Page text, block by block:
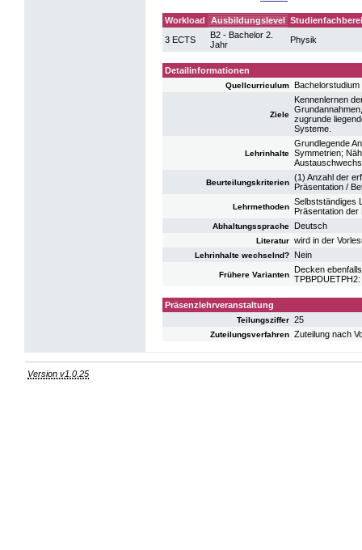
Workload Ausbildungslevel
3 ECTS
B2 - Bachelor 2.
Jahr
Physik
Detailinformationen
Quellcurriculum
Ziele
Kennenlernen
zugrunde
Systeme.
Lehrinhalte
Grundlegende
Symmetrien;
Beurteilungskriterien
(1) Anzahl der
Präsentation /
Lehrmethoden
Selbstständiges
Präsentation der
Abhaltungssprache Deutsch
Literatur wird in der
Lehrinhalte wechselnd? Nein
Frühere Varianten
Decken
Präsenzlehrveranstaltung
Teilungsziffer 25
Zuteilungsverfahren Zuteilung nach
Version v1.0.25